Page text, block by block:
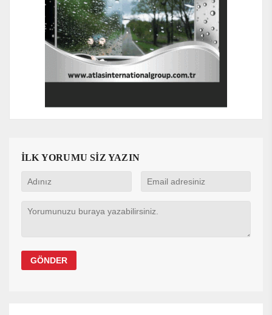
İLK YORUMU SİZ YAZIN